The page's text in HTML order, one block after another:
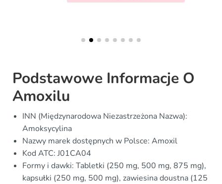
Podstawowe Informacje O
Amoxilu
INN (Międzynarodowa Niezastrzeżona Nazwa):
Amoksycylina
Nazwy marek dostępnych w Polsce: Amoxil
Kod ATC: J01CA04
Formy i dawki: Tabletki (250 mg, 500 mg, 875 mg),
kapsułki (250 mg, 500 mg), zawiesina doustna (125